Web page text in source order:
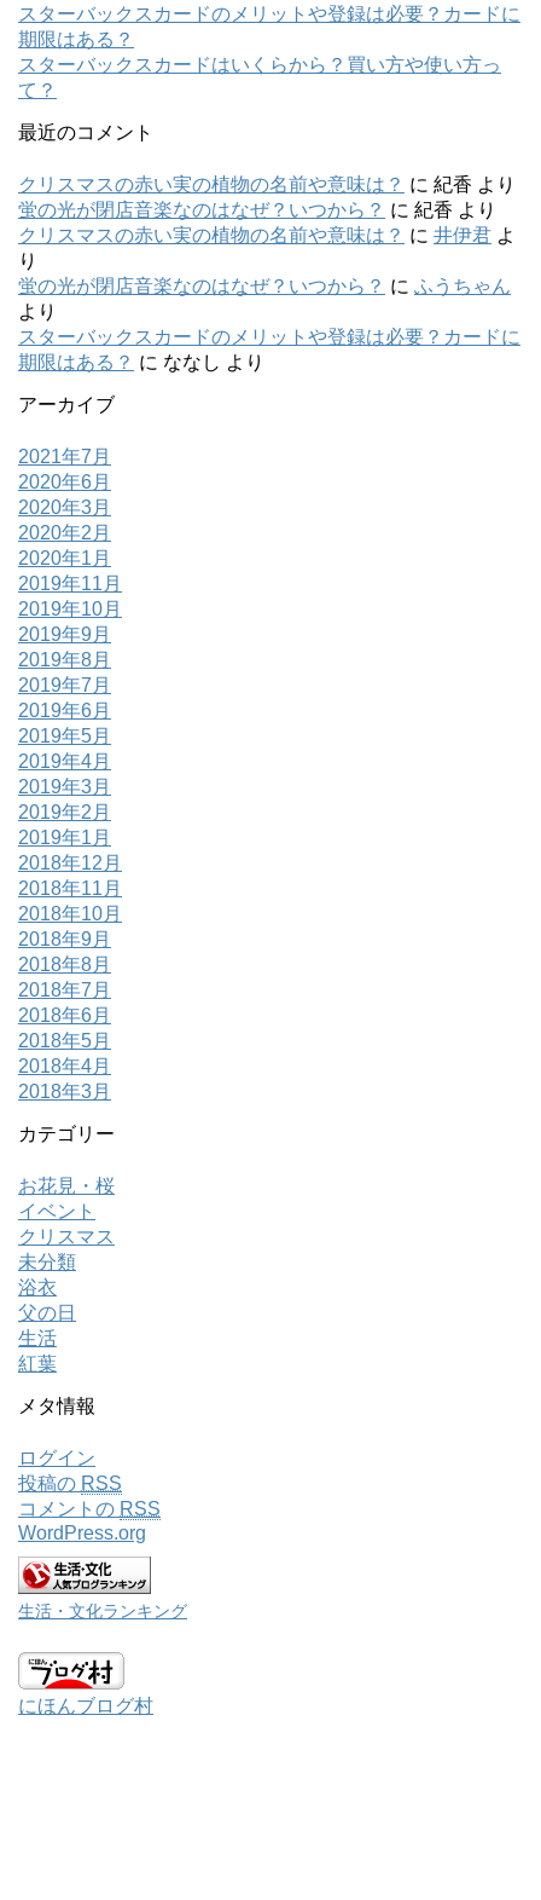
スターバックスカードのメリットや登録は必要？カードに
期限はある？
スターバックスカードはいくらから？買い方や使い方っ
て？
最近のコメント
クリスマスの赤い実の植物の名前や意味は？ に 紀香 より
蛍の光が閉店音楽なのはなぜ？いつから？ に 紀香 より
クリスマスの赤い実の植物の名前や意味は？ に 井伊君 よ
り
蛍の光が閉店音楽なのはなぜ？いつから？ に ふうちゃん
より
スターバックスカードのメリットや登録は必要？カードに
期限はある？ に ななし より
アーカイブ
2021年7月
2020年6月
2020年3月
2020年2月
2020年1月
2019年11月
2019年10月
2019年9月
2019年8月
2019年7月
2019年6月
2019年5月
2019年4月
2019年3月
2019年2月
2019年1月
2018年12月
2018年11月
2018年10月
2018年9月
2018年8月
2018年7月
2018年6月
2018年5月
2018年4月
2018年3月
カテゴリー
お花見・桜
イベント
クリスマス
未分類
浴衣
父の日
生活
紅葉
メタ情報
ログイン
投稿の RSS
コメントの RSS
WordPress.org
生活・文化ランキング
にほんブログ村